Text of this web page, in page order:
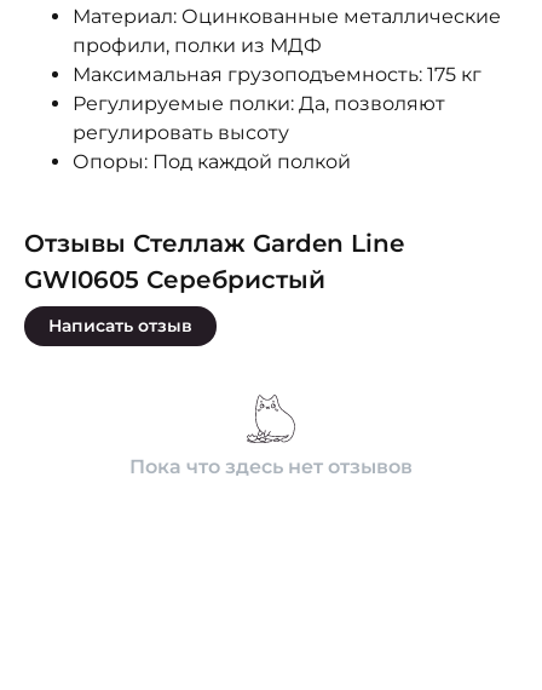
Материал: Оцинкованные металлические
профили, полки из МДФ
Максимальная грузоподъемность: 175 кг
Регулируемые полки: Да, позволяют
регулировать высоту
Опоры: Под каждой полкой
Отзывы Стеллаж Garden Line
GWI0605 Серебристый
Написать отзыв
Пока что здесь нет отзывов